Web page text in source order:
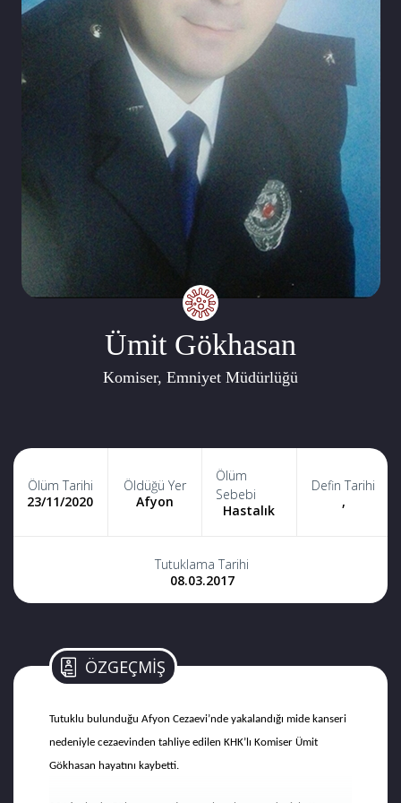
Ümit Gökhasan
Komiser, Emniyet Müdürlüğü
Ölüm Tarihi
23/11/2020
Öldüğü Yer
Afyon
Ölüm
Sebebi
Hastalık
Defin Tarihi
,
Tutuklama Tarihi
08.03.2017
ÖZGEÇMİŞ
Tutuklu bulunduğu Afyon Cezaevi’nde yakalandığı mide kanseri
nedeniyle cezaevinden tahliye edilen KHK’lı Komiser Ümit
Gökhasan hayatını kaybetti.